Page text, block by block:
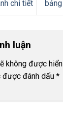
chi tiết
luận
không được
đánh dấu *